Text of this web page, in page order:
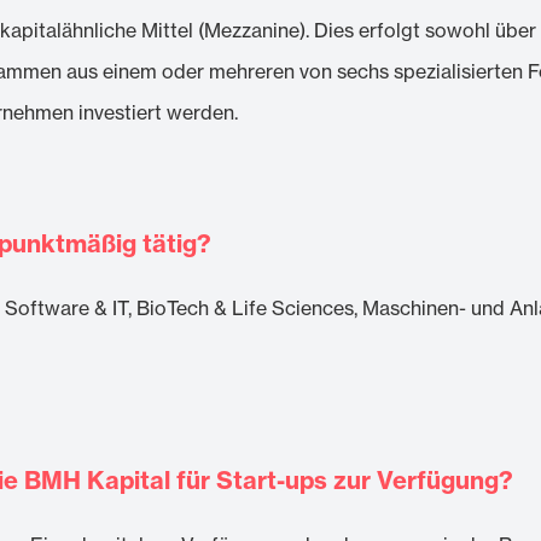
Mittel (Mezzanine). Dies erfolgt sowohl
aus einem oder mehreren von sechs spezialisierten
investiert werden.
tätig?
& IT, BioTech & Life Sciences, Maschinen- und
BMH Kapital für Start-ups zur Verfügung?